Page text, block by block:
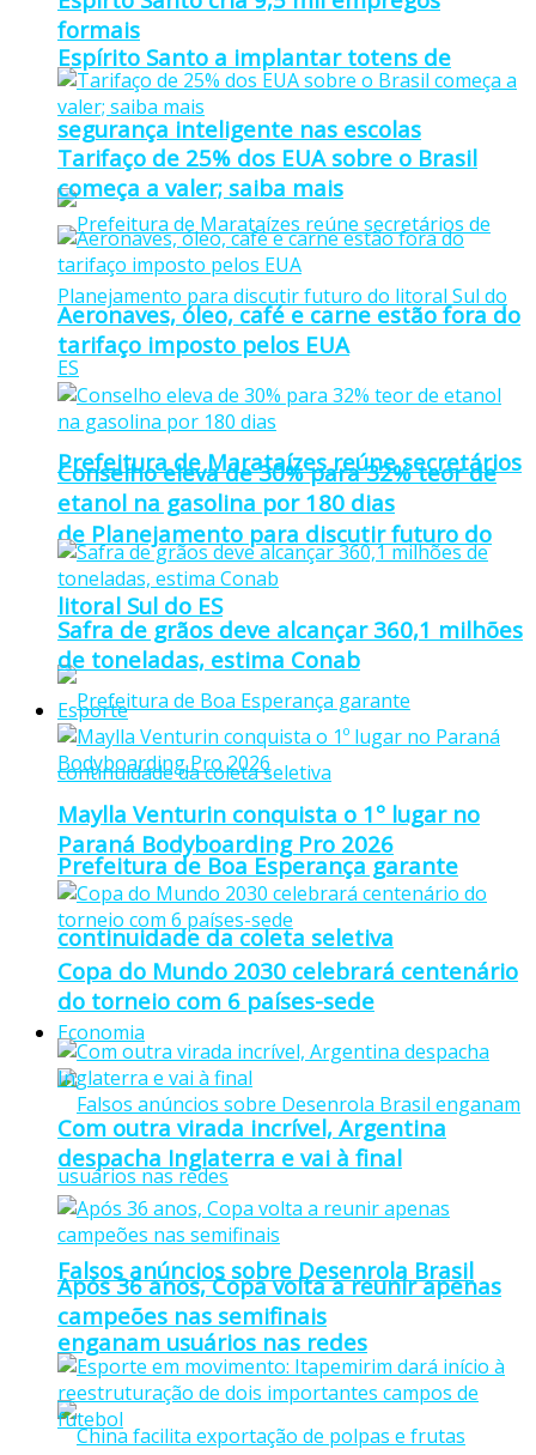
Espírito Santo a implantar totens de
segurança inteligente nas escolas
Prefeitura de Marataízes reúne secretários
de Planejamento para discutir futuro do
litoral Sul do ES
Prefeitura de Boa Esperança garante
continuidade da coleta seletiva
Economia
Falsos anúncios sobre Desenrola Brasil
enganam usuários nas redes
formais
Tarifaço de 25% dos EUA sobre o Brasil
começa a valer; saiba mais
Aeronaves, óleo, café e carne estão fora do
tarifaço imposto pelos EUA
Conselho eleva de 30% para 32% teor de
etanol na gasolina por 180 dias
Safra de grãos deve alcançar 360,1 milhões
de toneladas, estima Conab
Esporte
Maylla Venturin conquista o 1º lugar no
Paraná Bodyboarding Pro 2026
Copa do Mundo 2030 celebrará centenário
do torneio com 6 países-sede
Com outra virada incrível, Argentina
despacha Inglaterra e vai à final
Após 36 anos, Copa volta a reunir apenas
campeões nas semifinais